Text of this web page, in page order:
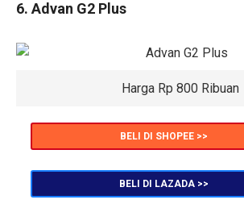
6. Advan G2 Plus
Harga Rp 800 Ribuan
BELI DI SHOPEE >>
BELI DI LAZADA >>